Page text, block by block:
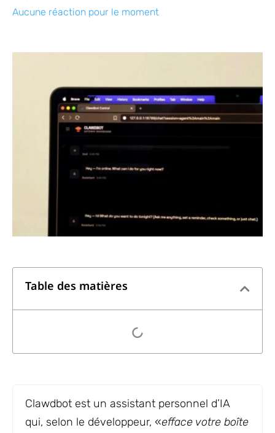
Aucune réaction pour le moment
Table des matières
Clawdbot est un assistant personnel d’IA
qui, selon le développeur, «efface votre boîte